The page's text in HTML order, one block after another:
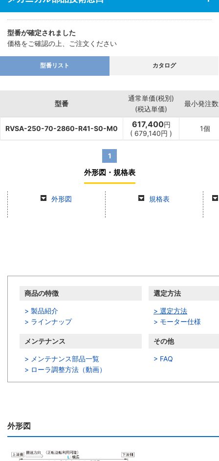
型番が確定されました
価格をご確認の上、ご注文ください
型番リスト カタログ
型番
通常単価(税別)
(税込単価)
最小発注
RVSA-250-70-2860-R41-S0-M0 617,400円
( 679,140円 )
1個
1
外形図・規格表
外形図 規格表
商品の特徴
> 製品紹介
> ラインナップ
選定方法
> 選定方法
> モーター仕様
メンテナンス
> メンテナンス部品一覧
> ローラ調整方法（動画）
その他
> FAQ
外形図